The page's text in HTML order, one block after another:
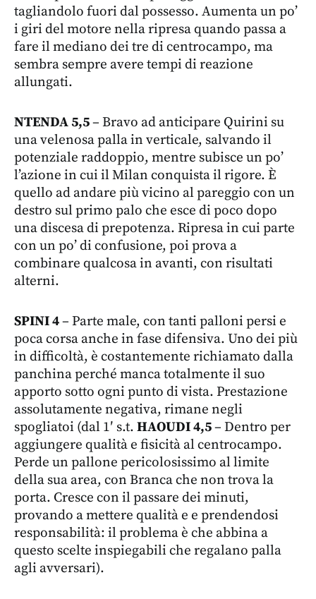
tagliandolo fuori dal possesso. Aumenta un po’
i giri del motore nella ripresa quando passa a
fare il mediano dei tre di centrocampo, ma
sembra sempre avere tempi di reazione
allungati.
NTENDA 5,5– Bravo ad anticipare Quirini su
una velenosa palla in verticale, salvando il
potenziale raddoppio, mentre subisce un po’
l’azione in cui il Milan conquista il rigore. È
quello ad andare più vicino al pareggio con un
destro sul primo palo che esce di poco dopo
una discesa di prepotenza. Ripresa in cui parte
con un po’ di confusione, poi prova a
combinare qualcosa in avanti, con risultati
alterni.
SPINI 4– Parte male, con tanti palloni persi e
poca corsa anche in fase difensiva. Uno dei più
in difficoltà, è costantemente richiamato dalla
panchina perché manca totalmente il suo
apporto sotto ogni punto di vista. Prestazione
assolutamente negativa, rimane negli
spogliatoi (dal 1′ s.t. HAOUDI 4,5– Dentro per
aggiungere qualità e fisicità al centrocampo.
Perde un pallone pericolosissimo al limite
della sua area, con Branca che non trova la
porta. Cresce con il passare dei minuti,
provando a mettere qualità e e prendendosi
responsabilità: il problema è che abbina a
questo scelte inspiegabili che regalano palla
agli avversari).